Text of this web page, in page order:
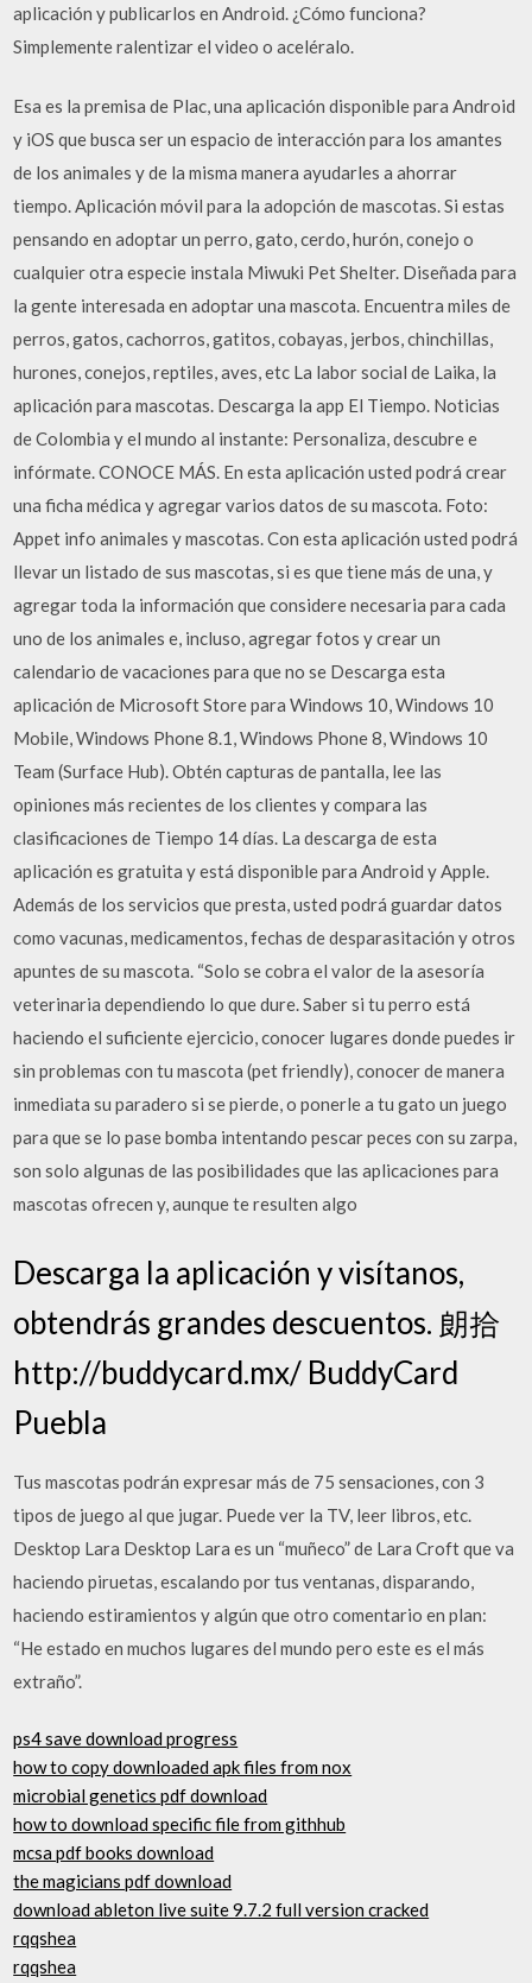
aplicación y publicarlos en Android. ¿Cómo funciona?
Simplemente ralentizar el video o aceléralo.
Esa es la premisa de Plac, una aplicación disponible para Android
y iOS que busca ser un espacio de interacción para los amantes
de los animales y de la misma manera ayudarles a ahorrar
tiempo. Aplicación móvil para la adopción de mascotas. Si estas
pensando en adoptar un perro, gato, cerdo, hurón, conejo o
cualquier otra especie instala Miwuki Pet Shelter. Diseñada para
la gente interesada en adoptar una mascota. Encuentra miles de
perros, gatos, cachorros, gatitos, cobayas, jerbos, chinchillas,
hurones, conejos, reptiles, aves, etc La labor social de Laika, la
aplicación para mascotas. Descarga la app El Tiempo. Noticias
de Colombia y el mundo al instante: Personaliza, descubre e
infórmate. CONOCE MÁS. En esta aplicación usted podrá crear
una ficha médica y agregar varios datos de su mascota. Foto:
Appet info animales y mascotas. Con esta aplicación usted podrá
llevar un listado de sus mascotas, si es que tiene más de una, y
agregar toda la información que considere necesaria para cada
uno de los animales e, incluso, agregar fotos y crear un
calendario de vacaciones para que no se Descarga esta
aplicación de Microsoft Store para Windows 10, Windows 10
Mobile, Windows Phone 8.1, Windows Phone 8, Windows 10
Team (Surface Hub). Obtén capturas de pantalla, lee las
opiniones más recientes de los clientes y compara las
clasificaciones de Tiempo 14 días. La descarga de esta
aplicación es gratuita y está disponible para Android y Apple.
Además de los servicios que presta, usted podrá guardar datos
como vacunas, medicamentos, fechas de desparasitación y otros
apuntes de su mascota. “Solo se cobra el valor de la asesoría
veterinaria dependiendo lo que dure. Saber si tu perro está
haciendo el suficiente ejercicio, conocer lugares donde puedes ir
sin problemas con tu mascota (pet friendly), conocer de manera
inmediata su paradero si se pierde, o ponerle a tu gato un juego
para que se lo pase bomba intentando pescar peces con su zarpa,
son solo algunas de las posibilidades que las aplicaciones para
mascotas ofrecen y, aunque te resulten algo
Descarga la aplicación y visítanos,
obtendrás grandes descuentos. 朗拾
http://buddycard.mx/ BuddyCard
Puebla
Tus mascotas podrán expresar más de 75 sensaciones, con 3
tipos de juego al que jugar. Puede ver la TV, leer libros, etc.
Desktop Lara Desktop Lara es un “muñeco” de Lara Croft que va
haciendo piruetas, escalando por tus ventanas, disparando,
haciendo estiramientos y algún que otro comentario en plan:
“He estado en muchos lugares del mundo pero este es el más
extraño”.
ps4 save download progress
how to copy downloaded apk files from nox
microbial genetics pdf download
how to download specific file from githhub
mcsa pdf books download
the magicians pdf download
download ableton live suite 9.7.2 full version cracked
rqqshea
rqqshea